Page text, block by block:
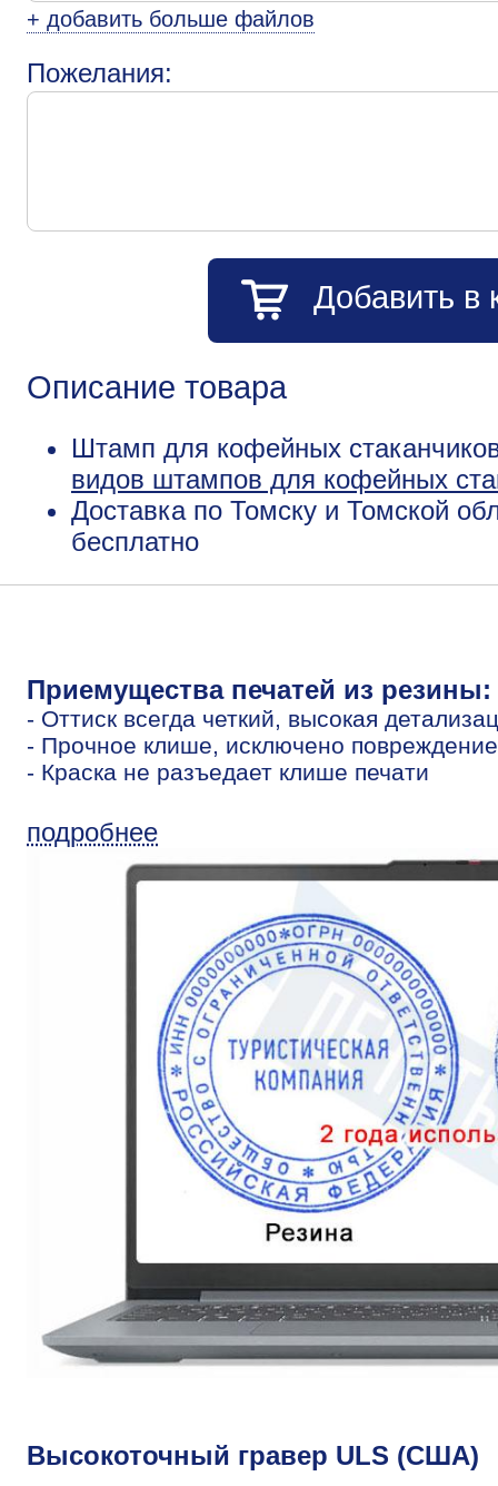
+ добавить больше файлов
Пожелания:
Добавить в
Описание товара
Штамп для кофейных
видов штампов для кофейных
Доставка по Томску и Томской
бесплатно
Приемущества печатей из резины:
- Оттиск всегда четкий, высокая
- Прочное клише, исключено
- Краска не разъедает клише печати
подробнее
Высокоточный гравер ULS (США)